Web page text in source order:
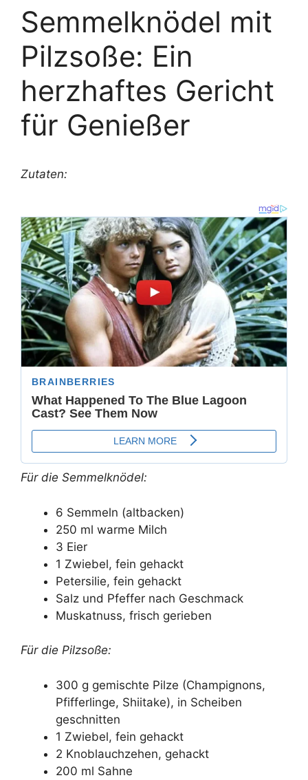
Semmelknödel mit
Pilzsoße: Ein
herzhaftes Gericht
für Genießer
Zutaten:
Für die Semmelknödel:
6 Semmeln (altbacken)
250 ml warme Milch
3 Eier
1 Zwiebel, fein gehackt
Petersilie, fein gehackt
Salz und Pfeffer nach Geschmack
Muskatnuss, frisch gerieben
Für die Pilzsoße:
300 g gemischte Pilze (Champignons,
Pfifferlinge, Shiitake), in Scheiben
geschnitten
1 Zwiebel, fein gehackt
2 Knoblauchzehen, gehackt
200 ml Sahne